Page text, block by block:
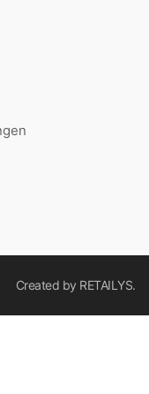
Created by RETAILYS.